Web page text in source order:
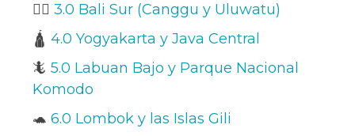
🏄‍♂️ 3.0 Bali Sur (Canggu y Uluwatu)
🛕 4.0 Yogyakarta y Java Central
🦎 5.0 Labuan Bajo y Parque Nacional
Komodo
🐢 6.0 Lombok y las Islas Gili